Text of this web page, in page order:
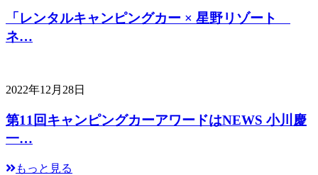
「レンタルキャンピングカー × 星野リゾート
ネ…
2022年12月28日
第11回キャンピングカーアワードはNEWS 小川慶
一…
もっと見る